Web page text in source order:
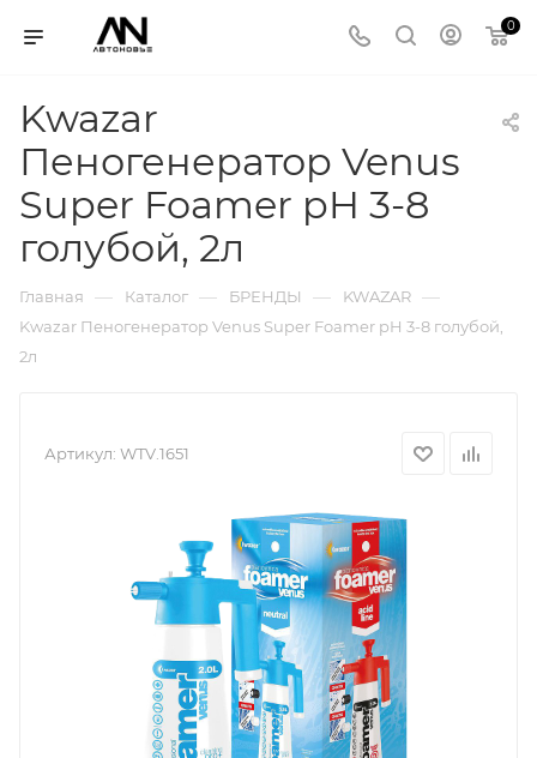
0
Kwazar
Пеногенератор Venus
Super Foamer pH 3-8
голубой, 2л
Главная — Каталог — БРЕНДЫ — KWAZAR —
Kwazar Пеногенератор Venus Super Foamer pH 3-8 голубой,
2л
Артикул: WTV.1651